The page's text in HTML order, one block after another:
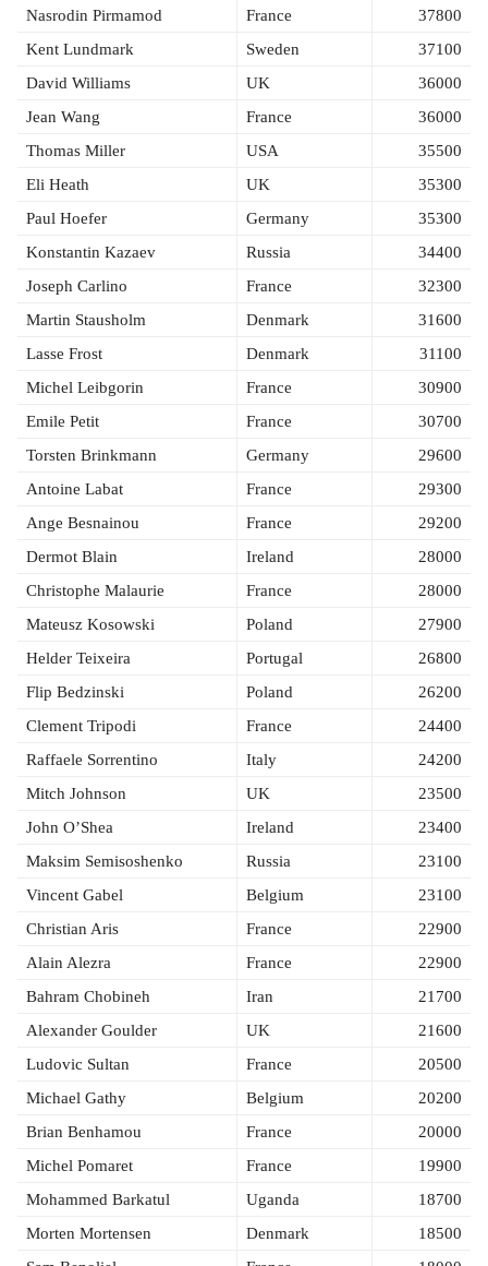
Nasrodin Pirmamod
France
37800
Kent Lundmark
Sweden
37100
David Williams
UK
36000
Jean Wang
France
36000
Thomas Miller
USA
35500
Eli Heath
UK
35300
Paul Hoefer
Germany
35300
Konstantin Kazaev
Russia
34400
Joseph Carlino
France
32300
Martin Stausholm
Denmark
31600
Lasse Frost
Denmark
31100
Michel Leibgorin
France
30900
Emile Petit
France
30700
Torsten Brinkmann
Germany
29600
Antoine Labat
France
29300
Ange Besnainou
France
29200
Dermot Blain
Ireland
28000
Christophe Malaurie
France
28000
Mateusz Kosowski
Poland
27900
Helder Teixeira
Portugal
26800
Flip Bedzinski
Poland
26200
Clement Tripodi
France
24400
Raffaele Sorrentino
Italy
24200
Mitch Johnson
UK
23500
John O’Shea
Ireland
23400
Maksim Semisoshenko
Russia
23100
Vincent Gabel
Belgium
23100
Christian Aris
France
22900
Alain Alezra
France
22900
Bahram Chobineh
Iran
21700
Alexander Goulder
UK
21600
Ludovic Sultan
France
20500
Michael Gathy
Belgium
20200
Brian Benhamou
France
20000
Michel Pomaret
France
19900
Mohammed Barkatul
Uganda
18700
Morten Mortensen
Denmark
18500